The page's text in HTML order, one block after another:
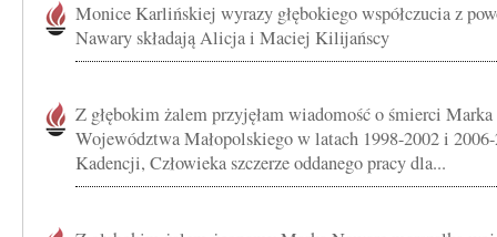
Monice Karlińskiej wyrazy głębokiego współczucia z
Nawary składają Alicja i Maciej Kilijańscy
Z głębokim żalem przyjęłam wiadomość o śmierci
Województwa Małopolskiego w latach 1998-2002 i
Kadencji, Człowieka szczerze oddanego pracy dla...